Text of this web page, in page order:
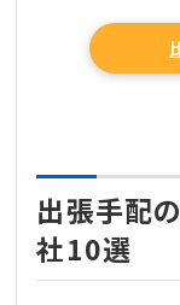
出張手配
社10選